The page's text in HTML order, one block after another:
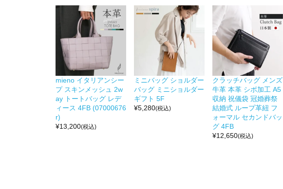
mieno イタリアンシー
プ スキンメッシュ 2w
ay トートバッグ レデ
ィース 4FB (07000676
r)
¥13,200(税込)
ミニバッグ ショルダー
バッグ ミニショルダー
ギフト 5F
¥5,280(税込)
クラッチバッグ メンズ
牛革 本革 シボ加工 A5
収納 祝儀袋 冠婚葬祭
結婚式 ループ革紐 フ
ォーマル セカンドバッ
グ 4FB
¥12,650(税込)